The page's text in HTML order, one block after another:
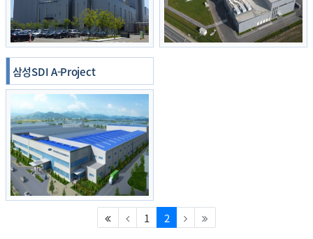
등록일
04.01
등록자
최고관리자
삼성SDI A-Project
1 2(current)